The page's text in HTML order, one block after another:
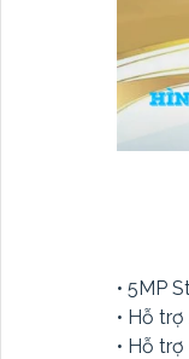
• 5MP
• Hỗ
• Hỗ